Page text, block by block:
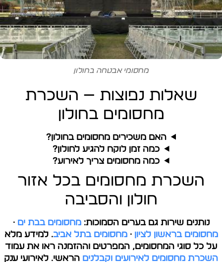
מחסומי אבטחה בחולון
שאלות נפוצות — השכרת
מחסומים בחולון
האם משכירים מחסומים בחולון?
כמה זמן לוקח להגיע לחולון?
כמה מחסומים צריך לאירוע?
השכרת מחסומים בכל אזור
חולון והסביבה
נותנים שירות גם בערים הסמוכות:מחסומים בבת ים ·
מחסומים בראשון לציון ·מחסומים בתל אביב. למידע מלא
על כל סוגי המחסומים, המפרטים וההזמנה ראו את עמוד
השכרת מחסומים לאירועים וקבלנים הראשי. לאירועי ענק